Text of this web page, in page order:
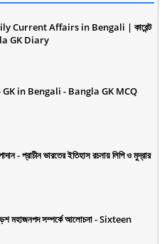
Current Affairs in Bengali | কারেন্ট
GK Diary
- GK in Bengali - Bangla GK MCQ
- প্রাচীন ভারতের ইতিহাস রচনায় লিপি ও মুদ্রার
মহাজনপদ সম্পর্কে আলোচনা - Sixteen